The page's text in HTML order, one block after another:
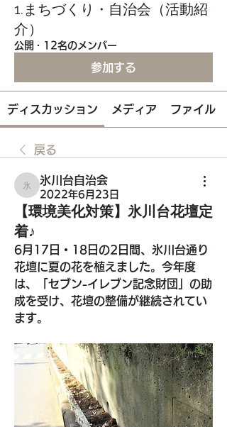
1.まちづくり・自治会（活動紹
介）
公開 · 12名のメンバー
参加する
ディスカッション メディア ファイル
戻る
氷川台自治会
氷川台自治会
2022年6月23日
【環境美化対策】氷川台花壇定
着♪
6月17日・18日の2日間、氷川台通り
花壇に夏の花を植えました。今年度
は、「セブン-イレブン記念財団」の助
成を受け、花壇の整備が継続されてい
ます。